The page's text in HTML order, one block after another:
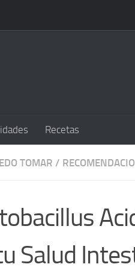
Recetas
TOMAR /
Salud